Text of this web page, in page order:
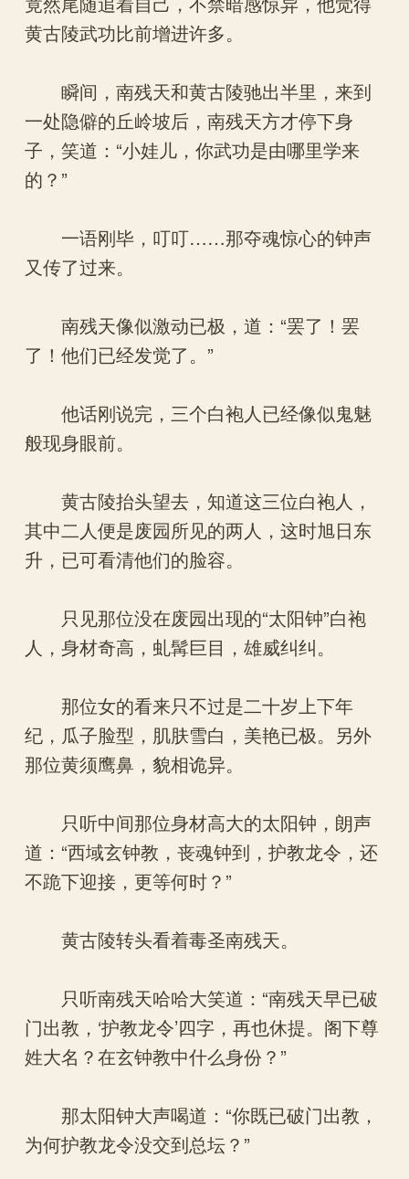
黄古陵武功比前增进许多。
瞬间，南残天和黄古陵驰出半里，来到
一处隐僻的丘岭坡后，南残天方才停下身
子，笑道：“小娃儿，你武功是由哪里学来
的？”
一语刚毕，叮叮……那夺魂惊心的钟声
又传了过来。
南残天像似激动已极，道：“罢了！罢
了！他们已经发觉了。”
他话刚说完，三个白袍人已经像似鬼魅
般现身眼前。
黄古陵抬头望去，知道这三位白袍人，
其中二人便是废园所见的两人，这时旭日东
升，已可看清他们的脸容。
只见那位没在废园出现的“太阳钟”白袍
人，身材奇高，虬髯巨目，雄威纠纠。
那位女的看来只不过是二十岁上下年
纪，瓜子脸型，肌肤雪白，美艳已极。另外
那位黄须鹰鼻，貌相诡异。
只听中间那位身材高大的太阳钟，朗声
道：“西域玄钟教，丧魂钟到，护教龙令，还
不跪下迎接，更等何时？”
黄古陵转头看着毒圣南残天。
只听南残天哈哈大笑道：“南残天早已破
门出教，‘护教龙令’四字，再也休提。阁下尊
姓大名？在玄钟教中什么身份？”
那太阳钟大声喝道：“你既已破门出教，
为何护教龙令没交到总坛？”